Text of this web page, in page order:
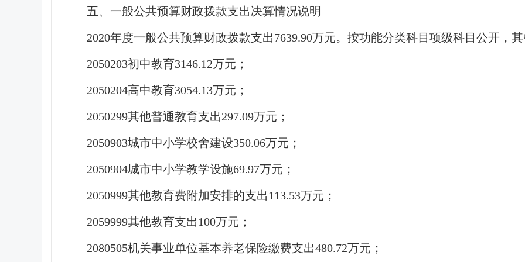
五、一般公共预算财政拨款支出决算情况说明
2020年度一般公共预算财政拨款支出7639.90万元。按功能分类科目项级科目公开，
2050203初中教育3146.12万元；
2050204高中教育3054.13万元；
2050299其他普通教育支出297.09万元；
2050903城市中小学校舍建设350.06万元；
2050904城市中小学教学设施69.97万元；
2050999其他教育费附加安排的支出113.53万元；
2059999其他教育支出100万元；
2080505机关事业单位基本养老保险缴费支出480.72万元；